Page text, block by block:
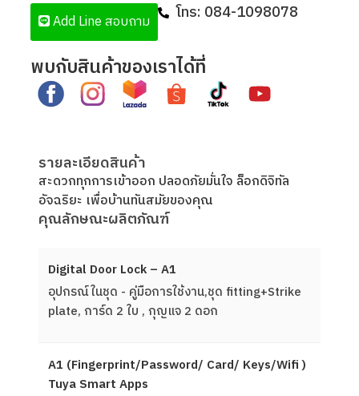
Add Line สอบถาม
โทร: 084-1098078
พบกับสินค้าของเราได้ที่
รายละเอียดสินค้า
สะดวกทุกการเข้าออก ปลอดภัยมั่นใจ ล็อกดิจิทัล
อัจฉริยะ เพื่อบ้านทันสมัยของคุณ
คุณลักษณะผลิตภัณฑ์
Digital Door Lock – A1
อุปกรณ์ในชุด - คู่มือการใช้งาน,ชุด fitting+Strike
plate, การ์ด 2 ใบ , กุญแจ 2 ดอก
A1 (Fingerprint/Password/ Card/ Keys/Wifi )
Tuya Smart Apps